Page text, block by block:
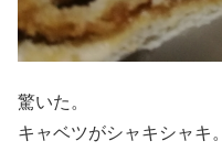
驚いた。
キャベツがシャキシャキ。